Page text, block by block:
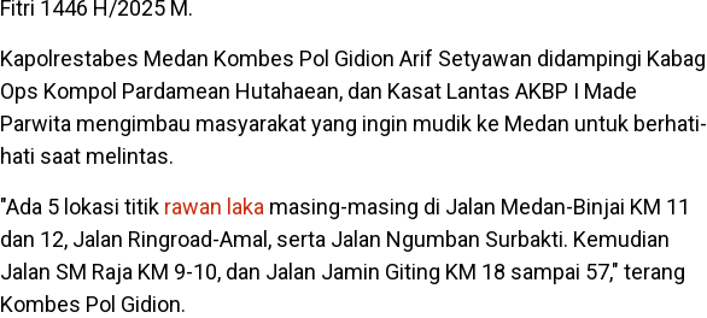
Fitri 1446 H/2025 M.
Kapolrestabes Medan Kombes Pol Gidion Arif Setyawan didampingi Kabag
Ops Kompol Pardamean Hutahaean, dan Kasat Lantas AKBP I Made
Parwita mengimbau masyarakat yang ingin mudik ke Medan untuk berhati-
hati saat melintas.
"Ada 5 lokasi titik rawan laka masing-masing di Jalan Medan-Binjai KM 11
dan 12, Jalan Ringroad-Amal, serta Jalan Ngumban Surbakti. Kemudian
Jalan SM Raja KM 9-10, dan Jalan Jamin Giting KM 18 sampai 57," terang
Kombes Pol Gidion.